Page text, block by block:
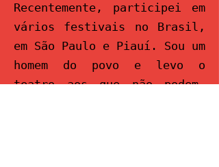
Recentemente, participei em
vários festivais no Brasil,
em São Paulo e Piauí. Sou um
homem do povo e levo o
teatro aos que não podem.